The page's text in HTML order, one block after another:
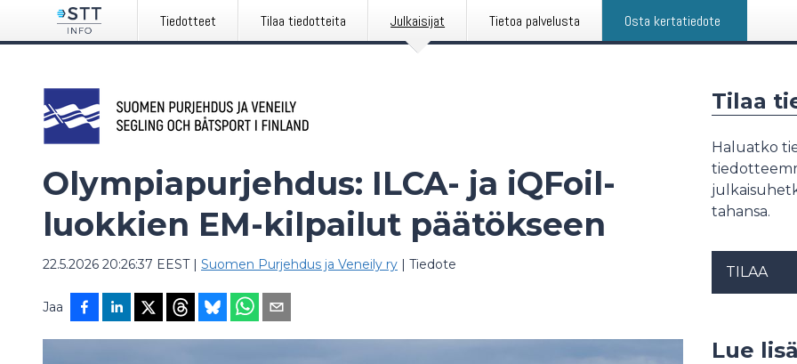
Tiedotteet Tilaa tiedotteita Julkaisijat Tietoa palvelusta Osta kertatiedote
Olympiapurjehdus: ILCA- ja iQFoil-
luokkien EM-kilpailut päätökseen
22.5.2026 20:26:37 EEST| Suomen Purjehdus ja Veneily ry | Tiedote
Jaa
Tilaa
Haluatko
tahansa.
TILAA
Lue